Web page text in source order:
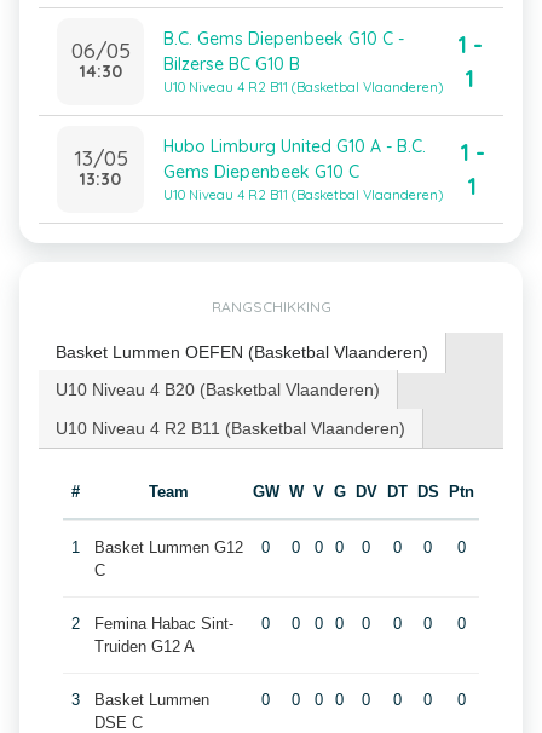
06/05
14:30
B.C. Gems Diepenbeek G10 C -
Bilzerse BC G10 B
U10 Niveau 4 R2 B11 (Basketbal Vlaanderen)
1 -
1
13/05
13:30
Hubo Limburg United G10 A - B.C.
Gems Diepenbeek G10 C
U10 Niveau 4 R2 B11 (Basketbal Vlaanderen)
1 -
1
RANGSCHIKKING
Basket Lummen OEFEN (Basketbal Vlaanderen)
U10 Niveau 4 B20 (Basketbal Vlaanderen)
U10 Niveau 4 R2 B11 (Basketbal Vlaanderen)
# Team GW W V G DV DT DS Ptn
1
Basket Lummen G12
C
0 0 0 0 0 0 0 0
2
Femina Habac Sint-
Truiden G12 A
0 0 0 0 0 0 0 0
3
Basket Lummen
DSE C
0 0 0 0 0 0 0 0